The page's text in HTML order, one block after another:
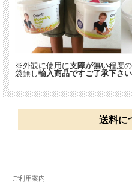
※外観に使用に支障が無い程度の
袋無し輸入商品ですご了承下さい
送料に
ご利用案内